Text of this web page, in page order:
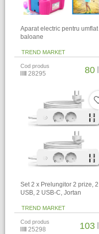
Aparat electric pentru umflat
baloane
TREND MARKET
Cod produs
28295 80
Set 2 x Prelungitor 2 prize, 2
USB, 2 USB-C, Jortan
TREND MARKET
Cod produs
25298 103